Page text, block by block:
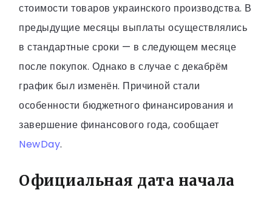
стоимости товаров украинского производства. В
предыдущие месяцы выплаты осуществлялись
в стандартные сроки — в следующем месяце
после покупок. Однако в случае с декабрём
график был изменён. Причиной стали
особенности бюджетного финансирования и
завершение финансового года, сообщает
NewDay.
Официальная дата начала